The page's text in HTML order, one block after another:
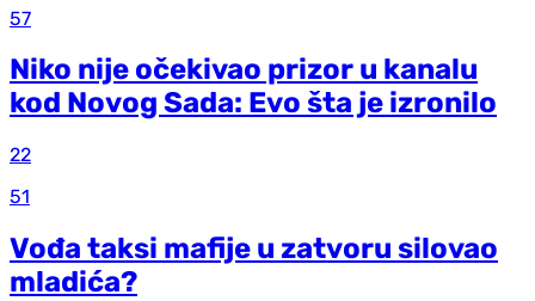
57
Niko nije očekivao prizor u kanalu
kod Novog Sada: Evo šta je izronilo
22
51
Vođa taksi mafije u zatvoru silovao
mladića?